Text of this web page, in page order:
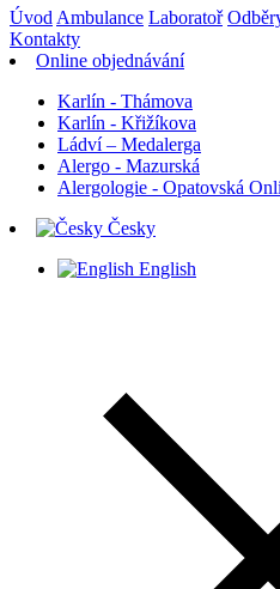
Úvod Ambulance Laboratoř
Kontakty
Online objednávání
Karlín - Thámova
Karlín - Křižíkova
Ládví – Medalerga
Alergo - Mazurská
Alergologie - Opatovská
Česky
English